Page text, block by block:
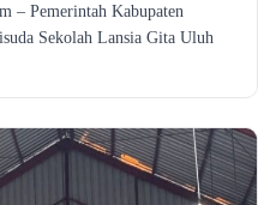
– Pemerintah Kabupaten
Sekolah Lansia Gita Uluh